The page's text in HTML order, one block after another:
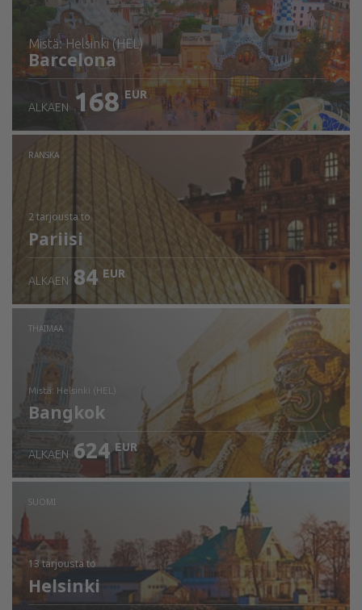
mistä: Helsinki (HEL)
Barcelona
Tarkista tiedot
ALKAEN 168 EUR
RANSKA
2 tarjousta to
Pariisi
ALKAEN 84 EUR
THAIMAA
mistä: Helsinki (HEL)
Bangkok
Tarkista tiedot
ALKAEN 624 EUR
SUOMI
13 tarjousta to
Helsinki